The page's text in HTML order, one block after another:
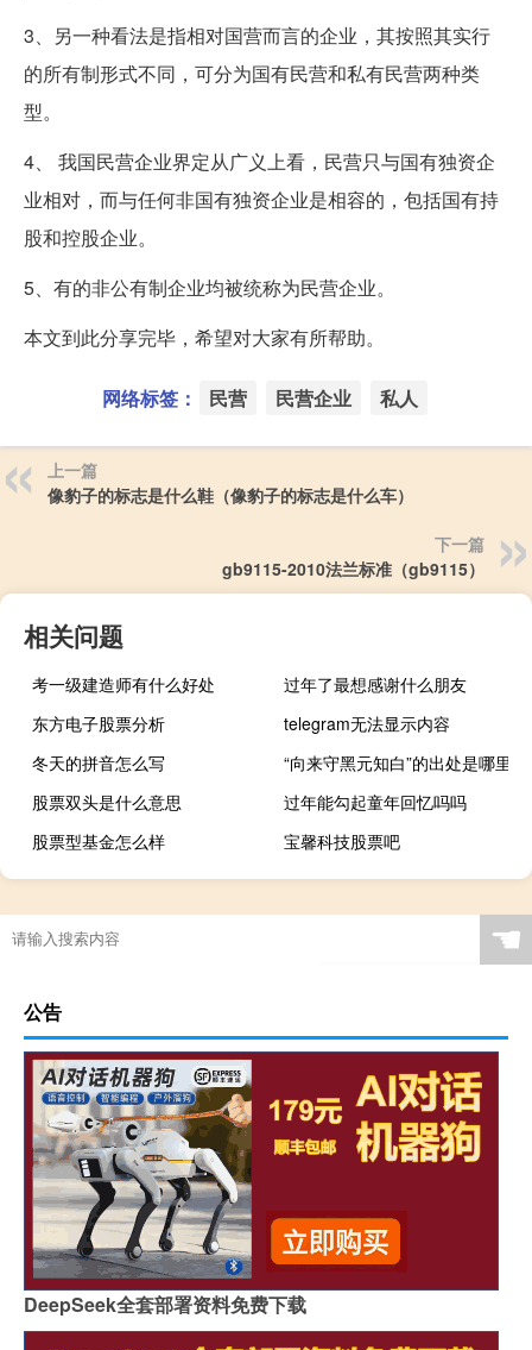
3、另一种看法是指相对国营而言的企业，其按照其实行
的所有制形式不同，可分为国有民营和私有民营两种类
型。
4、 我国民营企业界定从广义上看，民营只与国有独资企
业相对，而与任何非国有独资企业是相容的，包括国有持
股和控股企业。
5、有的非公有制企业均被统称为民营企业。
本文到此分享完毕，希望对大家有所帮助。
网络标签： 民营 民营企业 私人
上一篇
像豹子的标志是什么鞋（像豹子的标志是什么车）
下一篇
gb9115-2010法兰标准（gb9115）
相关问题
考一级建造师有什么好处
过年了最想感谢什么朋友
东方电子股票分析
telegram无法显示内容
冬天的拼音怎么写
“向来守黑元知白”的出处是哪里
股票双头是什么意思
过年能勾起童年回忆吗吗
股票型基金怎么样
宝馨科技股票吧
☚
公告
DeepSeek全套部署资料免费下载